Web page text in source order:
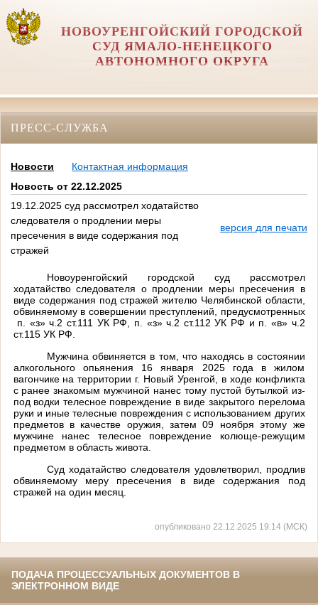
НОВОУРЕНГОЙСКИЙ ГОРОДСКОЙ
СУД ЯМАЛО-НЕНЕЦКОГО
АВТОНОМНОГО ОКРУГА
ПРЕСС-СЛУЖБА
Новости
Контактная информация
Новость от 22.12.2025
19.12.2025 суд рассмотрел ходатайство
следователя о продлении меры
пресечения в виде содержания под
стражей
версия для печати
Новоуренгойский городской суд рассмотрел
ходатайство следователя о продлении меры пресечения в
виде содержания под стражей жителю Челябинской области,
обвиняемому в совершении преступлений, предусмотренных
п. «з» ч.2 ст.111 УК РФ, п. «з» ч.2 ст.112 УК РФ и п. «в» ч.2
ст.115 УК РФ
Мужчина обвиняется в том, что находясь в состоянии
алкогольного опьянения 16 января 2025 года в жилом
вагончике на территории г. Новый Уренгой, в ходе конфликта
с ранее знакомым мужчиной нанес тому пустой бутылкой из-
под водки телесное повреждение в виде закрытого перелома
руки и иные телесные повреждения с использованием других
предметов в качестве оружия, затем 09 ноября этому же
мужчине нанес телесное повреждение колюще-режущим
предметом в область живота.
Суд ходатайство следователя удовлетворил, продлив
обвиняемому меру пресечения в виде содержания под
стражей на один месяц.
опубликовано 22.12.2025 19:14 (МСК)
ПОДАЧА ПРОЦЕССУАЛЬНЫХ ДОКУМЕНТОВ В
ЭЛЕКТРОННОМ ВИДЕ